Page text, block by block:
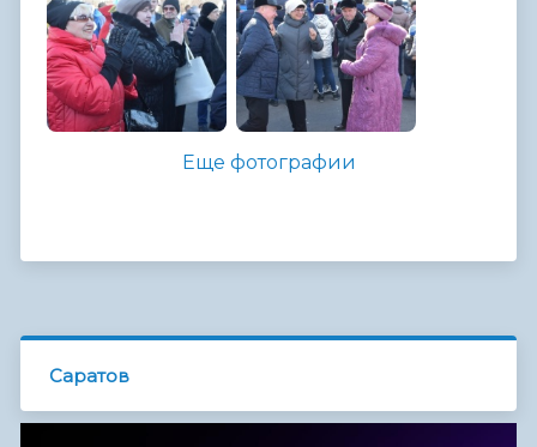
Еще фотографии
Саратов